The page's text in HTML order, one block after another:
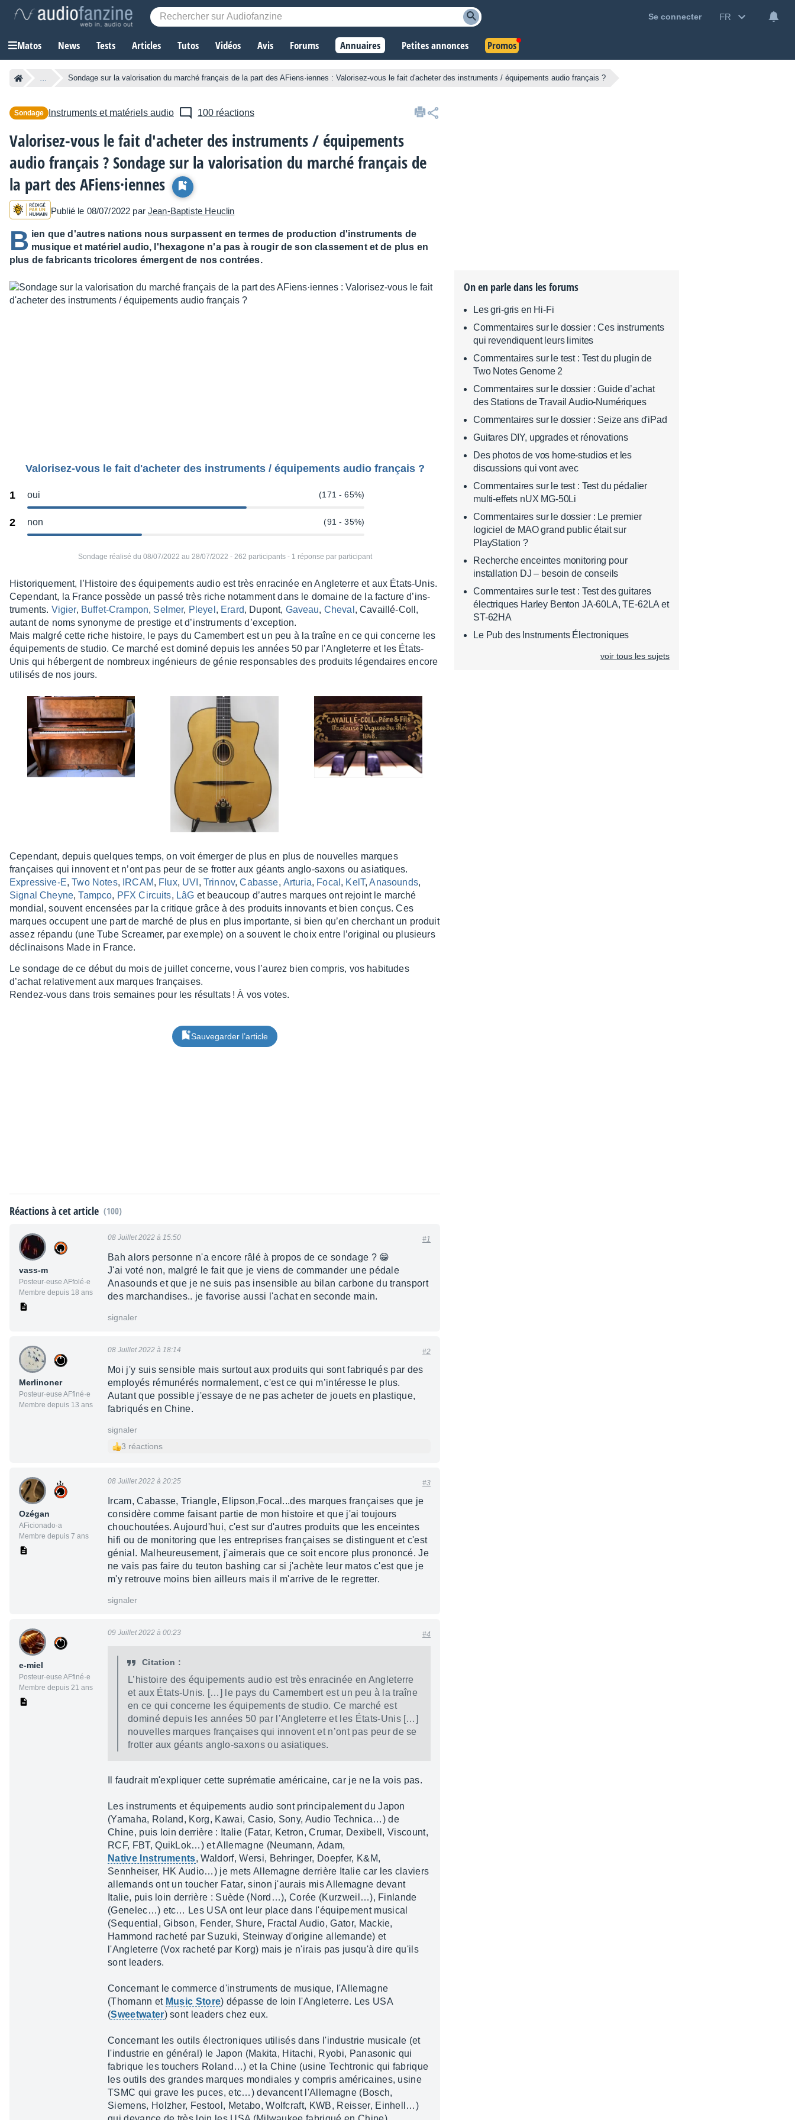
Se connecter FR
Matos News Tests Articles Tutos Vidéos Avis Forums Annuaires Petites annonces Promos
... Sondage sur la valorisation du marché français de la part des AFiens·iennes : Valorisez-vous le fait d'acheter des instruments / équipements audio français ?
Sondage Instruments et matériels audio 100 réactions
Valorisez-vous le fait d'acheter des instruments / équipements
audio français ? Sondage sur la valorisation du marché français de
la part des AFiens·iennes
Publié le 08/07/2022 parJean-Baptiste Heuclin
B ien que d'autres nations nous surpassent en termes de production d'instruments de
musique et matériel audio, l'hexagone n'a pas à rougir de son classement et de plus en
plus de fabricants tricolores émergent de nos contrées.
Valorisez-vous le fait d'acheter des instruments / équipements audio français ?
1 oui (171 - 65%)
2 non (91 - 35%)
Sondage réalisé du 08/07/2022 au 28/07/2022 - 262 participants - 1 réponse par participant
Histo­rique­ment, l’His­toire des équi­pe­ments audio est très enra­ci­née en Angle­terre et aux États-Unis.
Cepen­dant, la France possède un passé très riche notam­ment dans le domaine de la facture d’ins­
tru­ments. Vigier, Buffet-Cram­pon, Selmer, Pleyel , Erard, Dupont, Gaveau, Cheval , Cavaillé-Coll,
autant de noms syno­nyme de pres­tige et d’ins­tru­ments d’ex­cep­tion.
Mais malgré cette riche histoire, le pays du Camem­bert est un peu à la traîne en ce qui concerne les
équi­pe­ments de studio. Ce marché est dominé depuis les années 50 par l’An­gle­terre et les États-
Unis qui hébergent de nombreux ingé­nieurs de génie respon­sables des produits légen­daires encore
utili­sés de nos jours.
Cepen­dant, depuis quelques temps, on voit émer­ger de plus en plus de nouvelles marques
françaises qui innovent et n’ont pas peur de se frot­ter aux géants anglo-saxons ou asia­tiques.
Expres­sive-E,Two Notes, IRCAM, Flux, UVI , Trin­nov,Cabasse, Artu­ria, Focal , KelT,Anasounds,
Signal Cheyne,Tampco, PFX Circuits, LâG et beau­coup d’autres marques ont rejoint le marché
mondial, souvent encen­sées par la critique grâce à des produits inno­vants et bien conçus. Ces
marques occupent une part de marché de plus en plus impor­tante, si bien qu’en cher­chant un produit
assez répandu (une Tube Screa­mer, par exemple) on a souvent le choix entre l’ori­gi­nal ou plusieurs
décli­nai­sons Made in France.
Le sondage de ce début du mois de juillet concerne, vous l’au­rez bien compris, vos habi­tudes
d’achat rela­ti­ve­ment aux marques françaises.
Rendez-vous dans trois semaines pour les résul­tats ! À vos votes.
Sauvegarder l’article
Réactions à cet article (100)
vass-m
Posteur·euse AFfolé·e
Membre depuis 18 ans
08 Juillet 2022 à 15:50 #1
Bah alors personne n'a encore râlé à propos de ce sondage ? 😁
J'ai voté non, malgré le fait que je viens de commander une pédale
Anasounds et que je ne suis pas insensible au bilan carbone du transport
des marchandises.. je favorise aussi l'achat en seconde main.
signaler
Merlinoner
Posteur·euse AFfiné·e
Membre depuis 13 ans
08 Juillet 2022 à 18:14 #2
Moi j'y suis sensible mais surtout aux produits qui sont fabriqués par des
employés rémunérés normalement, c'est ce qui m’intéresse le plus.
Autant que possible j'essaye de ne pas acheter de jouets en plastique,
fabriqués en Chine.
signaler
3 réactions
Ozégan
AFicionado·a
Membre depuis 7 ans
08 Juillet 2022 à 20:25 #3
Ircam, Cabasse, Triangle, Elipson,Focal...des marques françaises que je
considère comme faisant partie de mon histoire et que j'ai toujours
chouchoutées. Aujourd'hui, c'est sur d'autres produits que les enceintes
hifi ou de monitoring que les entreprises françaises se distinguent et c'est
génial. Malheureusement, j'aimerais que ce soit encore plus prononcé. Je
ne vais pas faire du teuton bashing car si j'achète leur matos c'est que je
m'y retrouve moins bien ailleurs mais il m'arrive de le regretter.
signaler
e-miel
Posteur·euse AFfiné·e
Membre depuis 21 ans
09 Juillet 2022 à 00:23 #4
Citation :
L’his­toire des équi­pe­ments audio est très enra­ci­née en Angle­terre
et aux États-Unis. […] le pays du Camem­bert est un peu à la traîne
en ce qui concerne les équi­pe­ments de studio. Ce marché est
dominé depuis les années 50 par l’An­gle­terre et les États-Unis […]
nouvelles marques françaises qui innovent et n’ont pas peur de se
frot­ter aux géants anglo-saxons ou asia­tiques.
Il faudrait m'expliquer cette suprématie américaine, car je ne la vois pas.
Les instruments et équipements audio sont principalement du Japon
(Yamaha, Roland, Korg, Kawai, Casio, Sony, Audio Technica…) de
Chine, puis loin derrière : Italie (Fatar, Ketron, Crumar, Dexibell, Viscount,
RCF, FBT, QuikLok…) et Allemagne (Neumann, Adam,
Native Instruments, Waldorf, Wersi, Behringer, Doepfer, K&M,
Sennheiser, HK Audio…) je mets Allemagne derrière Italie car les claviers
allemands ont un toucher Fatar, sinon j'aurais mis Allemagne devant
Italie, puis loin derrière : Suède (Nord…), Corée (Kurzweil…), Finlande
(Genelec…) etc… Les USA ont leur place dans l'équipement musical
(Sequential, Gibson, Fender, Shure, Fractal Audio, Gator, Mackie,
Hammond racheté par Suzuki, Steinway d'origine allemande) et
l'Angleterre (Vox racheté par Korg) mais je n'irais pas jusqu'à dire qu'ils
sont leaders.
Concernant le commerce d'instruments de musique, l'Allemagne
(Thomann et Music Store) dépasse de loin l'Angleterre. Les USA
(Sweetwater) sont leaders chez eux.
Concernant les outils électroniques utilisés dans l'industrie musicale (et
l'industrie en général) le Japon (Makita, Hitachi, Ryobi, Panasonic qui
fabrique les touchers Roland…) et la Chine (usine Techtronic qui fabrique
les outils des grandes marques mondiales y compris américaines, usine
TSMC qui grave les puces, etc…) devancent l'Allemagne (Bosch,
Siemens, Holzher, Festool, Metabo, Wolfcraft, KWB, Reisser, Einhell…)
On en parle dans les forums
Les gri-gris en Hi-Fi
Commentaires sur le dossier : Ces instruments
qui revendiquent leurs limites
Commentaires sur le test : Test du plugin de
Two Notes Genome 2
Commentaires sur le dossier : Guide d’achat
des Stations de Travail Audio-Numériques
Commentaires sur le dossier : Seize ans d'iPad
Guitares DIY, upgrades et rénovations
Des photos de vos home-studios et les
discussions qui vont avec
Commentaires sur le test : Test du pédalier
multi-effets nUX MG-50Li
Commentaires sur le dossier : Le premier
logiciel de MAO grand public était sur
PlayStation ?
Recherche enceintes monitoring pour
installation DJ – besoin de conseils
Commentaires sur le test : Test des guitares
électriques Harley Benton JA-60LA, TE-62LA et
ST-62HA
Le Pub des Instruments Électroniques
voir tous les sujets